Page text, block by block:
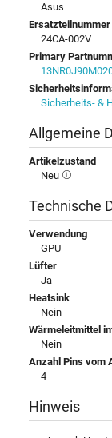
Asus
Ersatzteilnummer
24CA-002V
Primary
Sicherheits- &
Allgemeine
Artikelzustand
Neu
Technische
Verwendung
GPU
Lüfter
Ja
Heatsink
Nein
Wärmeleitmittel
Nein
Anzahl Pins vom
4
Hinweis